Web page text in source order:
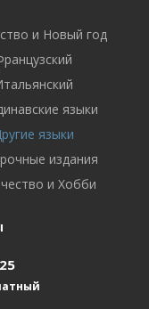
и Новый год
языки
языки
издания
и Хобби